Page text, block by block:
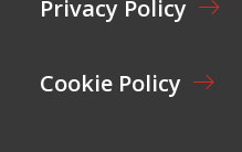
Privacy Policy
Cookie Policy